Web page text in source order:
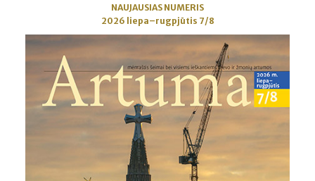
NAUJAUSIAS NUMERIS
2026 liepa–rugpjūtis 7/8